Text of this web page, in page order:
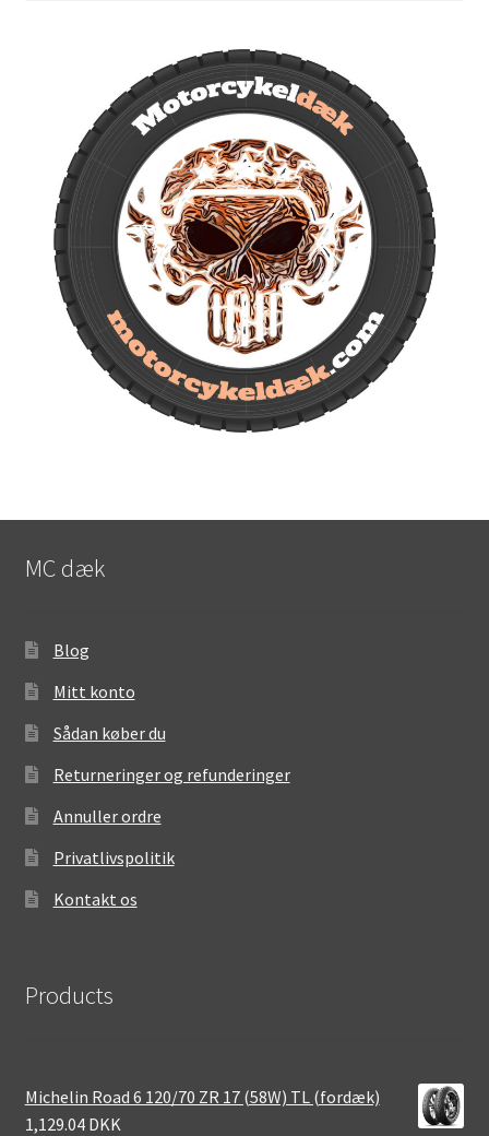
MC dæk
Blog
Mitt konto
Sådan køber du
Returneringer og refunderinger
Annuller ordre
Privatlivspolitik
Kontakt os
Products
Michelin Road 6 120/70 ZR 17 (58W) TL (fordæk)
1,129.04 DKK